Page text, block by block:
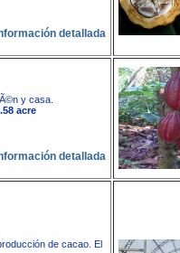
detallada
y casa.
acre
detallada
de cacao. El